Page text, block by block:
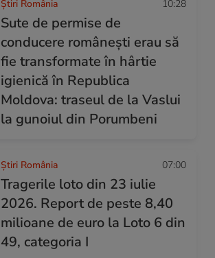
Știri România 10:28
Sute de permise de
conducere românești erau să
fie transformate în hârtie
igienică în Republica
Moldova: traseul de la Vaslui
la gunoiul din Porumbeni
Știri România 07:00
Tragerile loto din 23 iulie
2026. Report de peste 8,40
milioane de euro la Loto 6 din
49, categoria I